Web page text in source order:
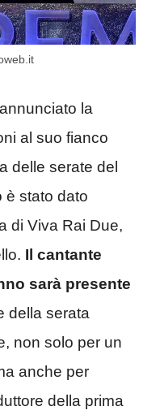
la
al suo fianco
delle serate del
è stato dato
di Viva Rai Due,
Il cantante
sarà presente
della serata
non solo per un
anche per
della prima